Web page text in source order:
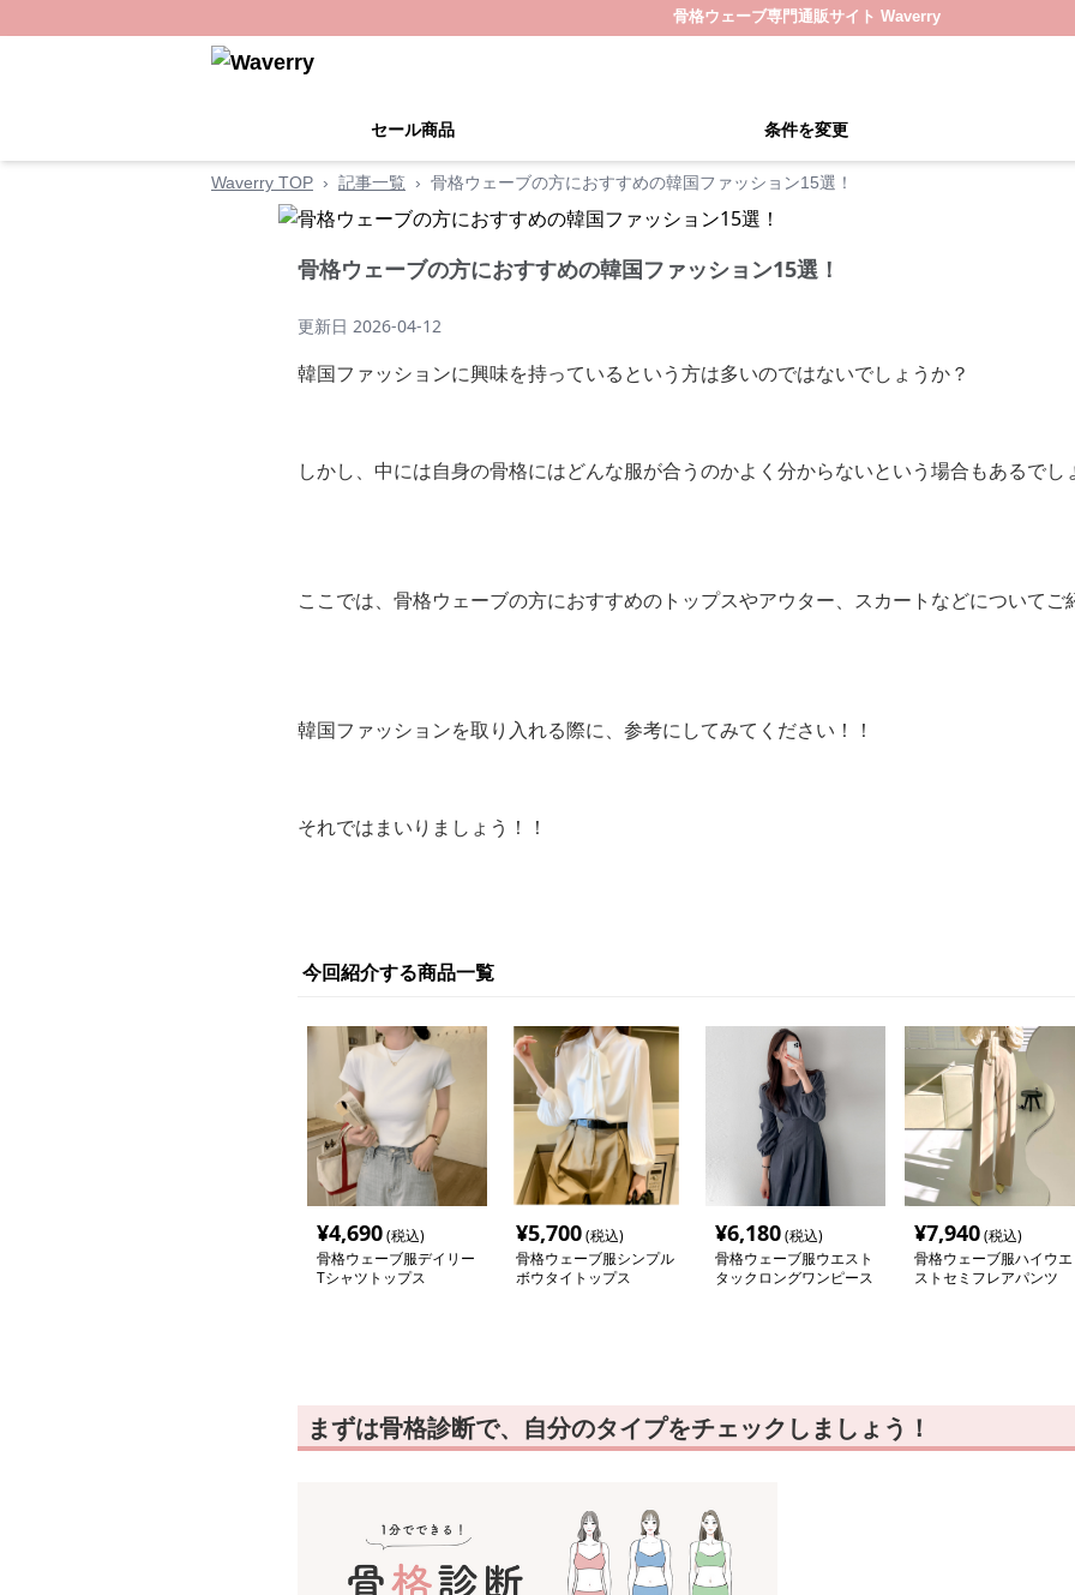
骨格ウェーブ専門通販サイト Waverry
セール商品 条件を変更
Waverry TOP › 記事一覧 › 骨格ウェーブの方におすすめの韓国ファッション15選！
骨格ウェーブの方におすすめの韓国ファッション15選！
更新日 2026-04-12
韓国ファッションに興味を持っているという方は多いのではないでしょうか？
しかし、中には自身の骨格にはどんな服が合うのかよく分からないという場合もあるでし
ここでは、骨格ウェーブの方におすすめのトップスやアウター、スカートなどについてご
韓国ファッションを取り入れる際に、参考にしてみてください！！
それではまいりましょう！！
今回紹介する商品一覧
¥4,690(税込)
骨格ウェーブ服デイリー
Tシャツトップス
¥5,700(税込)
骨格ウェーブ服シンプル
ボウタイトップス
¥6,180(税込)
骨格ウェーブ服ウエスト
タックロングワンピース
¥7,940(税込)
骨格ウェーブ服ハイウエ
ストセミフレアパンツ
まずは骨格診断で、自分のタイプをチェックしましょう！